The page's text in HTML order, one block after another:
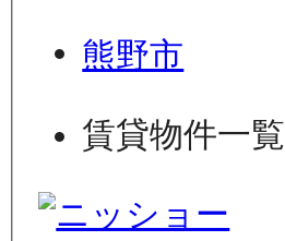
熊野市
賃貸物件一覧